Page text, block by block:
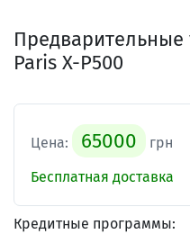
Предварительные
Paris X-P500
Цена: 65000 грн
Бесплатная доставка
Кредитные программы: